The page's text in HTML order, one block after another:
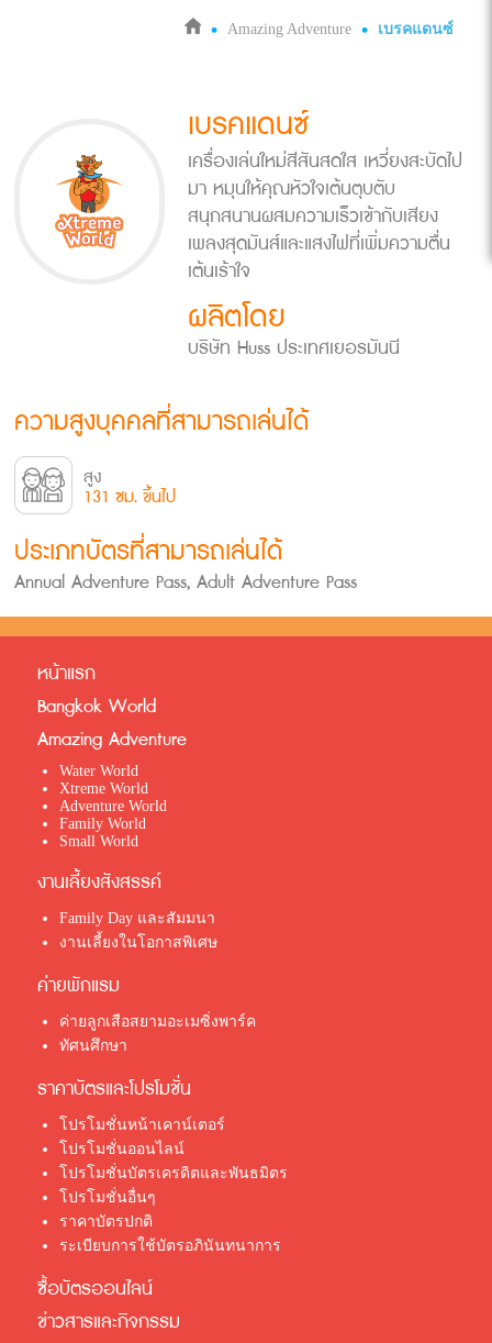
Amazing Adventure เบรคแดนซ์
เบรคแดนซ์
เครื่องเล่นใหม่สีสันสดใส เหวี่ยงสะบัดไป
มา หมุนให้คุณหัวใจเต้นตุบตับ
สนุกสนานผสมความเร็วเข้ากับเสียง
เพลงสุดมันส์และแสงไฟที่เพิ่มความตื่น
เต้นเร้าใจ
ผลิตโดย
บริษัท Huss ประเทศเยอรมันนี
ความสูงบุคคลที่สามารถเล่นได้
สูง
131 ซม. ขึ้นไป
ประเภทบัตรที่สามารถเล่นได้
Annual Adventure Pass, Adult Adventure Pass
หน้าแรก
Bangkok World
Amazing Adventure
Water World
Xtreme World
Adventure World
Family World
Small World
งานเลี้ยงสังสรรค์
Family Day และสัมมนา
งานเลี้ยงในโอกาสพิเศษ
ค่ายพักแรม
ค่ายลูกเสือสยามอะเมซิ่งพาร์ค
ทัศนศึกษา
ราคาบัตรและโปรโมชั่น
โปรโมชั่นหน้าเคาน์เตอร์
โปรโมชั่นออนไลน์
โปรโมชั่นบัตรเครดิตและพันธมิตร
โปรโมชั่นอื่นๆ
ราคาบัตรปกติ
ระเบียบการใช้บัตรอภินันทนาการ
ซื้อบัตรออนไลน์
ข่าวสารและกิจกรรม